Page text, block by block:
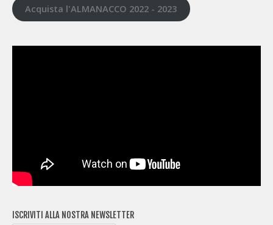
Acquista l'ALMANACCO 2022 - 2023
ISCRIVITI ALLA NOSTRA NEWSLETTER